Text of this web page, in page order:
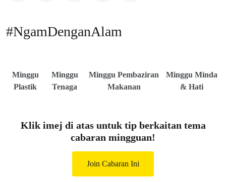
#NgamDenganAlam
Minggu
Plastik
Minggu
Tenaga
Minggu Pembaziran
Makanan
Minggu Minda
& Hati
Klik imej di atas untuk tip berkaitan tema
cabaran mingguan!
Join Cabaran Ini